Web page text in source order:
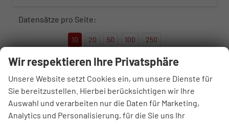
Datensätze pro Seite:
10 20 50 100 250
Seite:
Seiten:
Wir respektieren Ihre Privatsphäre
Unsere Website setzt Cookies ein, um unsere Dienste für
Sie bereitzustellen. Hierbei berücksichtigen wir Ihre
Auswahl und verarbeiten nur die Daten für Marketing,
Analytics und Personalisierung, für die Sie uns Ihr